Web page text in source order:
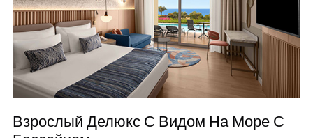
Взрослый Делюкс С Видом На Море С